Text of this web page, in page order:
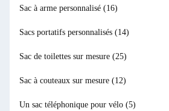
Sac à arme personnalisé (16)
Sacs portatifs personnalisés (14)
Sac de toilettes sur mesure (25)
Sac à couteaux sur mesure (12)
Un sac téléphonique pour vélo (5)